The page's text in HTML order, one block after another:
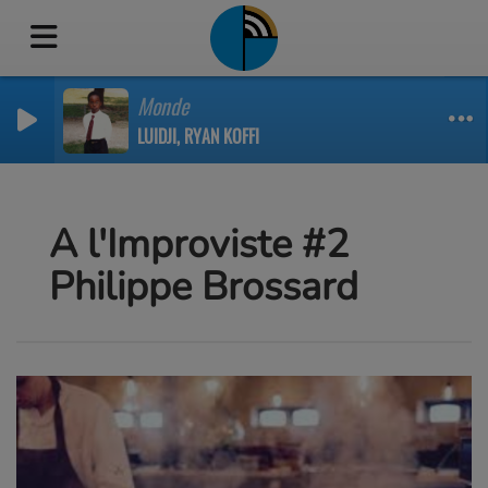
Monde
LUIDJI, RYAN KOFFI
A l'Improviste #2
Philippe Brossard